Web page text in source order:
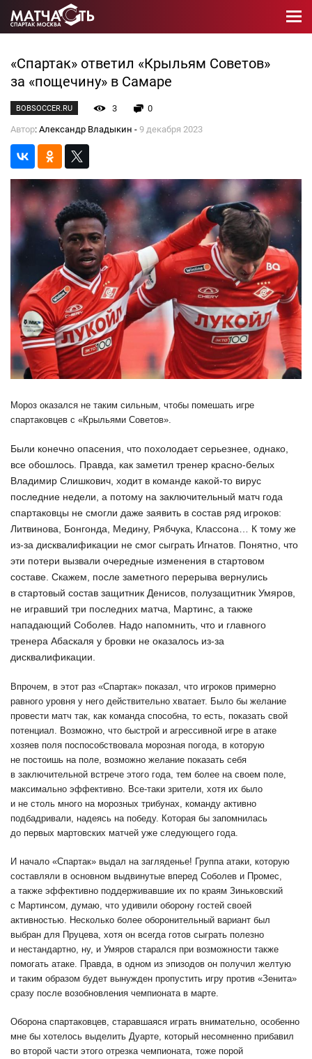
«Спартак» ответил «Крыльям Советов»
за «пощечину» в Самаре
BOBSOCCER.RU 3
0
Автор: Александр Владыкин - 9 декабря 2023
Мороз оказался не таким сильным, чтобы помешать игре
спартаковцев с «Крыльями Советов».
Были конечно опасения, что похолодает серьезнее, однако,
все обошлось. Правда, как заметил тренер красно-белых
Владимир Слишкович, ходит в команде какой-то вирус
последние недели, а потому на заключительный матч года
спартаковцы не смогли даже заявить в состав ряд игроков:
Литвинова, Бонгонда, Медину, Рябчука, Классона… К тому же
из-за дисквалификации не смог сыграть Игнатов. Понятно, что
эти потери вызвали очередные изменения в стартовом
составе. Скажем, после заметного перерыва вернулись
в стартовый состав защитник Денисов, полузащитник Умяров,
не игравший три последних матча, Мартинс, а также
нападающий Соболев. Надо напомнить, что и главного
тренера Абаскаля у бровки не оказалось из-за
дисквалификации.
Впрочем, в этот раз «Спартак» показал, что игроков примерно
равного уровня у него действительно хватает. Было бы желание
провести матч так, как команда способна, то есть, показать свой
потенциал. Возможно, что быстрой и агрессивной игре в атаке
хозяев поля поспособствовала морозная погода, в которую
не постоишь на поле, возможно желание показать себя
в заключительной встрече этого года, тем более на своем поле,
максимально эффективно. Все-таки зрители, хотя их было
и не столь много на морозных трибунах, команду активно
подбадривали, надеясь на победу. Которая бы запомнилась
до первых мартовских матчей уже следующего года.
И начало «Спартак» выдал на загляденье! Группа атаки, которую
составляли в основном выдвинутые вперед Соболев и Промес,
а также эффективно поддерживавшие их по краям Зиньковский
с Мартинсом, думаю, что удивили оборону гостей своей
активностью. Несколько более оборонительный вариант был
выбран для Пруцева, хотя он всегда готов сыграть полезно
и нестандартно, ну, и Умяров старался при возможности также
помогать атаке. Правда, в одном из эпизодов он получил желтую
и таким образом будет вынужден пропустить игру против «Зенита»
сразу после возобновления чемпионата в марте.
Оборона спартаковцев, старавшаяся играть внимательно, особенно
мне бы хотелось выделить Дуарте, который несомненно прибавил
во второй части этого отрезка чемпионата, тоже порой